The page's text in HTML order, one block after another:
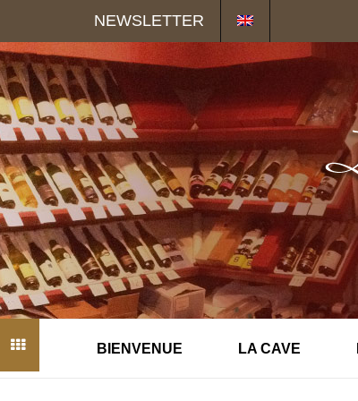
NEWSLETTER
BIENVENUE LA CAVE
Panneau de gestion des cookies